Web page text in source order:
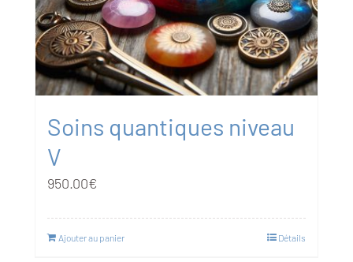
Soins quantiques niveau
V
950.00€
Ajouter au panier Détails